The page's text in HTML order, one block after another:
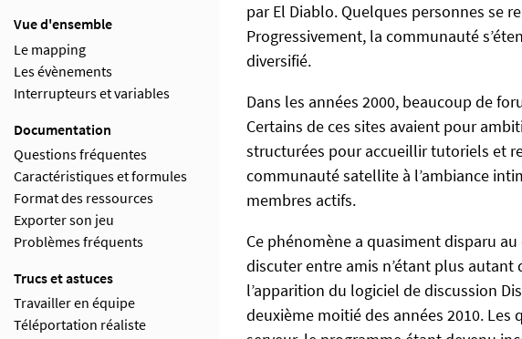
Vue d'ensemble
Le mapping
Les évènements
Interrupteurs et variables
Documentation
Questions fréquentes
Caractéristiques et formules
Format des ressources
Exporter son jeu
Problèmes fréquents
Trucs et astuces
Travailler en équipe
Téléportation réaliste
par El Diablo. Quelques personnes se
Progressivement, la communauté
diversifié.
Dans les années 2000, beaucoup de
Certains de ces sites avaient pour
structurées pour accueillir tutoriels et
communauté satellite à l’ambiance
membres actifs.
Ce phénomène a quasiment disparu
discuter entre amis n’étant plus autant
l’apparition du logiciel de discussion
deuxième moitié des années 2010.